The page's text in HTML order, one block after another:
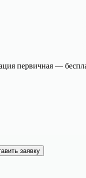
первичная —
заявку